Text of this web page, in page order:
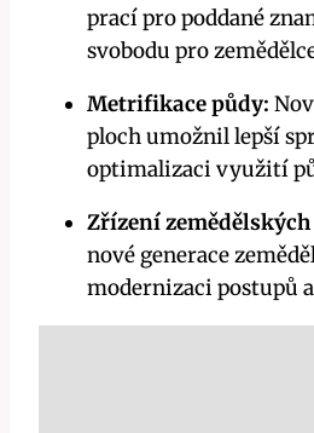
prací pro poddané
svobodu pro
Metrifikace půdy:
ploch umožnil lepší
optimalizaci využití
Zřízení
nové generace
modernizaci postupů